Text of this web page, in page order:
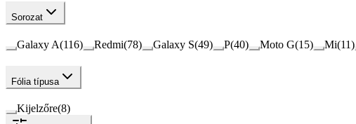
Sorozat
Galaxy A(116) Redmi(78) Galaxy S(49) P(40) Moto G(15) Mi(11)
Fólia típusa
Kijelzőre(8)